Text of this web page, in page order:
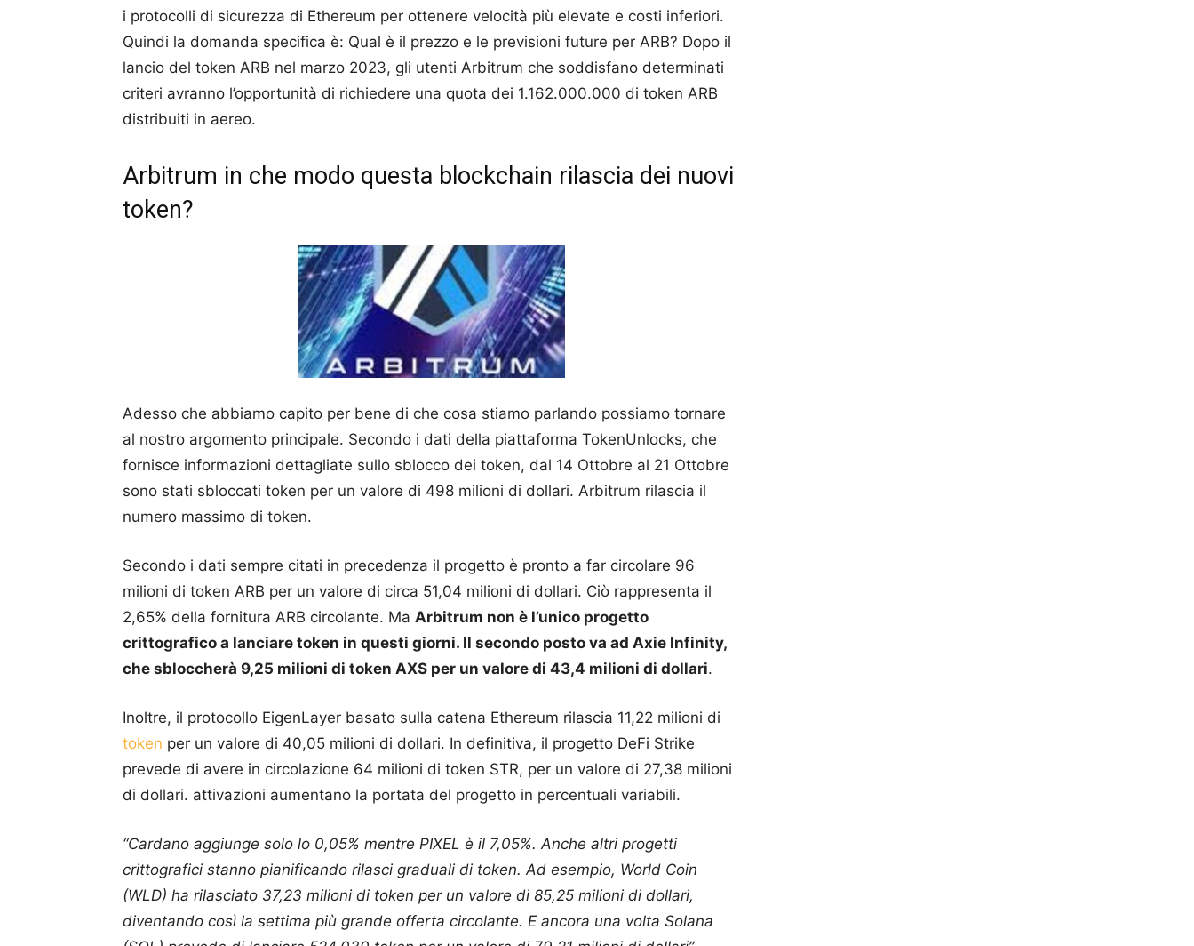
i protocolli di sicurezza di Ethereum per ottenere velocità più elevate e costi inferiori.
Quindi la domanda specifica è: Qual è il prezzo e le previsioni future per ARB? Dopo il
lancio del token ARB nel marzo 2023, gli utenti Arbitrum che soddisfano determinati
criteri avranno l’opportunità di richiedere una quota dei 1.162.000.000 di token ARB
distribuiti in aereo.
Arbitrum in che modo questa blockchain rilascia dei nuovi
token?
Adesso che abbiamo capito per bene di che cosa stiamo parlando possiamo tornare
al nostro argomento principale. Secondo i dati della piattaforma TokenUnlocks, che
fornisce informazioni dettagliate sullo sblocco dei token, dal 14 Ottobre al 21 Ottobre
sono stati sbloccati token per un valore di 498 milioni di dollari. Arbitrum rilascia il
numero massimo di token.
Secondo i dati sempre citati in precedenza il progetto è pronto a far circolare 96
milioni di token ARB per un valore di circa 51,04 milioni di dollari. Ciò rappresenta il
2,65% della fornitura ARB circolante. Ma Arbitrum non è l’unico progetto
crittografico a lanciare token in questi giorni. Il secondo posto va ad Axie Infinity,
che sbloccherà 9,25 milioni di token AXS per un valore di 43,4 milioni di dollari.
Inoltre, il protocollo EigenLayer basato sulla catena Ethereum rilascia 11,22 milioni di
token per un valore di 40,05 milioni di dollari. In definitiva, il progetto DeFi Strike
prevede di avere in circolazione 64 milioni di token STR, per un valore di 27,38 milioni
di dollari. attivazioni aumentano la portata del progetto in percentuali variabili.
“Cardano aggiunge solo lo 0,05% mentre PIXEL è il 7,05%. Anche altri progetti
crittografici stanno pianificando rilasci graduali di token. Ad esempio, World Coin
(WLD) ha rilasciato 37,23 milioni di token per un valore di 85,25 milioni di dollari,
diventando così la settima più grande offerta circolante. E ancora una volta Solana